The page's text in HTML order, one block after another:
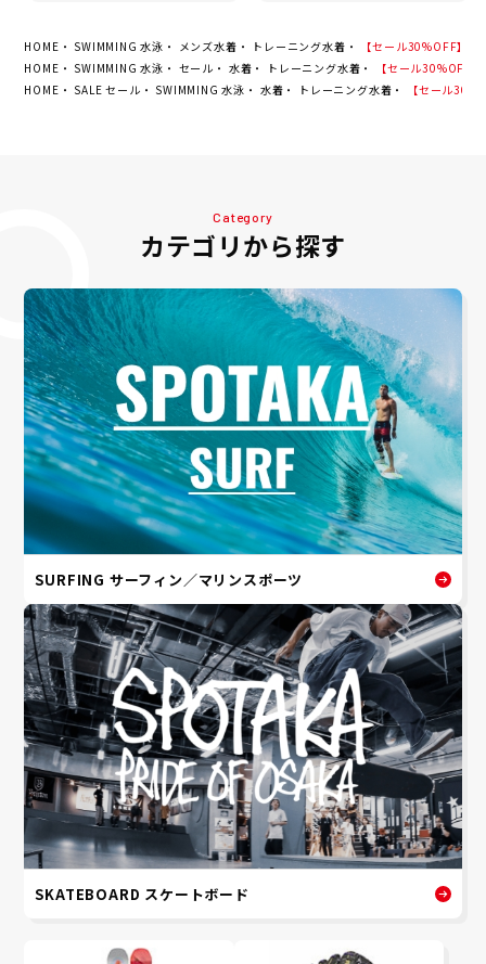
HOME SWIMMING 水泳 メンズ水着 トレーニング水着
【セール30%OFF】
HOME
SWIMMING 水泳 セール 水着 トレーニング水着
【セール30%OFF
HOME
SALE セール SWIMMING 水泳 水着 トレーニング水着 【セール
Category
カテゴリから探す
SURFING サーフィン／マリンスポーツ
SKATEBOARD スケートボード